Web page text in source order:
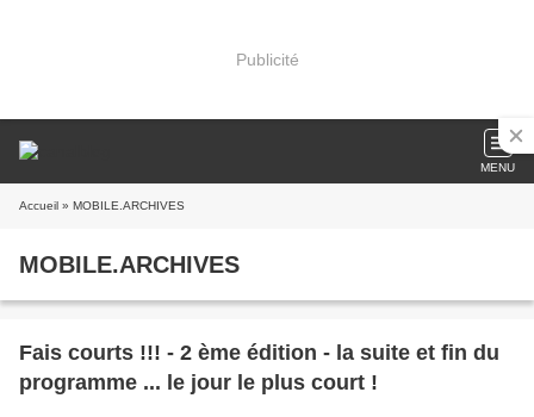
Publicité
MENU
Accueil » MOBILE.ARCHIVES
MOBILE.ARCHIVES
Fais courts !!! - 2 ème édition - la suite et fin du
programme ... le jour le plus court !